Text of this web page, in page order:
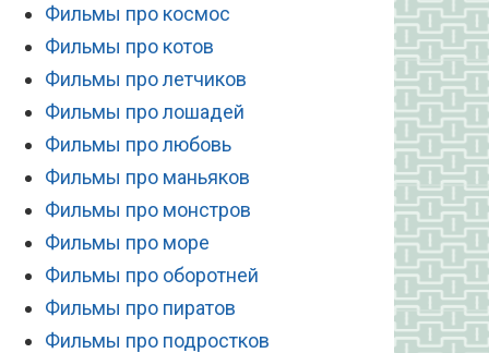
Фильмы про космос
Фильмы про котов
Фильмы про летчиков
Фильмы про лошадей
Фильмы про любовь
Фильмы про маньяков
Фильмы про монстров
Фильмы про море
Фильмы про оборотней
Фильмы про пиратов
Фильмы про подростков